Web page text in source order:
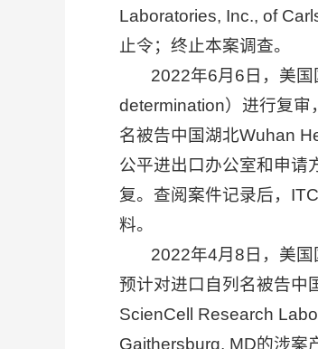
Laboratories, Inc., of
止令；终止本案调查。
2022年6月6日，美国
determination）进行复审
名被告中国湖北Wuhan
公平进出口办公室和申请
复。查阅案件记录后，
料。
2022年4月8日，美国国
预计对进口自列名被告中
ScienCell Research
Gaithersburg, MD的涉案